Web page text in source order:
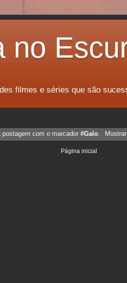
no
filmes e séries que são
postagem com o marcador#Galo.
Página inicial